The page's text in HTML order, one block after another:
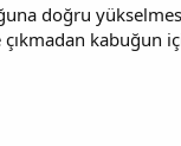
doğru
kabuğun